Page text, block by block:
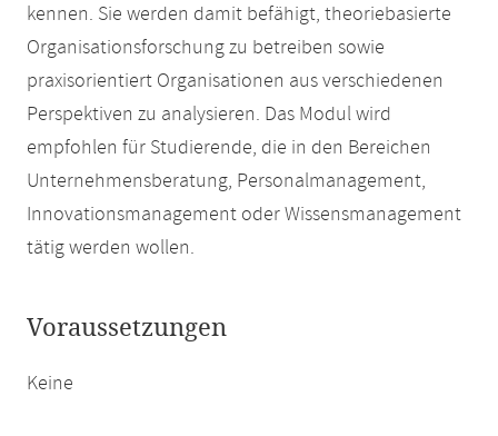
kennen. Sie werden damit befähigt, theoriebasierte
Organisationsforschung zu betreiben sowie
praxisorientiert Organisationen aus verschiedenen
Perspektiven zu analysieren. Das Modul wird
empfohlen für Studierende, die in den Bereichen
Unternehmensberatung, Personalmanagement,
Innovationsmanagement oder Wissensmanagement
tätig werden wollen.
Voraussetzungen
Keine